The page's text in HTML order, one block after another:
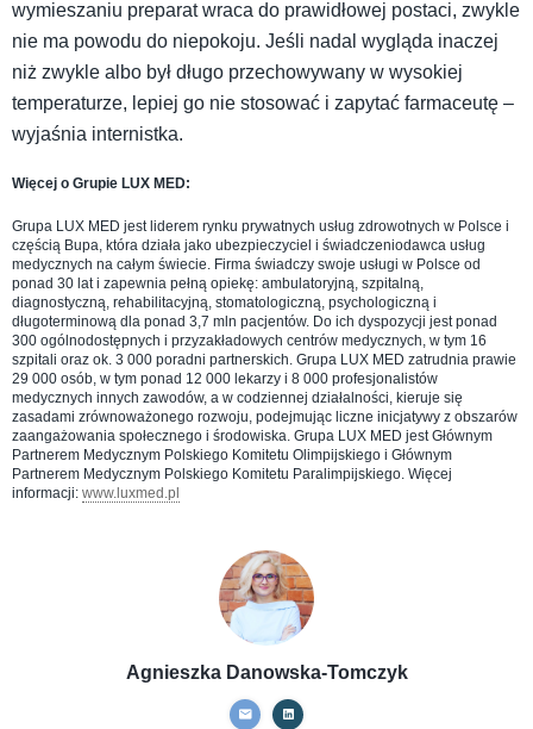
wymieszaniu preparat wraca do prawidłowej postaci, zwykle
nie ma powodu do niepokoju. Jeśli nadal wygląda inaczej
niż zwykle albo był długo przechowywany w wysokiej
temperaturze, lepiej go nie stosować i zapytać farmaceutę –
wyjaśnia internistka.
Więcej o Grupie LUX MED:
Grupa LUX MED jest liderem rynku prywatnych usług zdrowotnych w Polsce i
częścią Bupa, która działa jako ubezpieczyciel i świadczeniodawca usług
medycznych na całym świecie. Firma świadczy swoje usługi w Polsce od
ponad 30 lat i zapewnia pełną opiekę: ambulatoryjną, szpitalną,
diagnostyczną, rehabilitacyjną, stomatologiczną, psychologiczną i
długoterminową dla ponad 3,7 mln pacjentów. Do ich dyspozycji jest ponad
300 ogólnodostępnych i przyzakładowych centrów medycznych, w tym 16
szpitali oraz ok. 3 000 poradni partnerskich. Grupa LUX MED zatrudnia prawie
29 000 osób, w tym ponad 12 000 lekarzy i 8 000 profesjonalistów
medycznych innych zawodów, a w codziennej działalności, kieruje się
zasadami zrównoważonego rozwoju, podejmując liczne inicjatywy z obszarów
zaangażowania społecznego i środowiska. Grupa LUX MED jest Głównym
Partnerem Medycznym Polskiego Komitetu Olimpijskiego i Głównym
Partnerem Medycznym Polskiego Komitetu Paralimpijskiego. Więcej
informacji: www.luxmed.pl
Agnieszka Danowska-Tomczyk